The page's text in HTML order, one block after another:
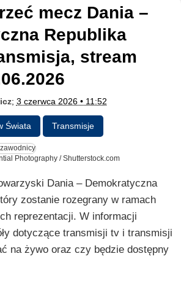
Republika
stream
; 3 czerwca 2026 • 11:52
Świata Transmisje
Photography / Shutterstock.com
Dania – Demokratyczna
zostanie rozegrany w ramach
reprezentacji. W informacji
dotyczące transmisji tv i transmisji
na żywo oraz czy będzie dostępny